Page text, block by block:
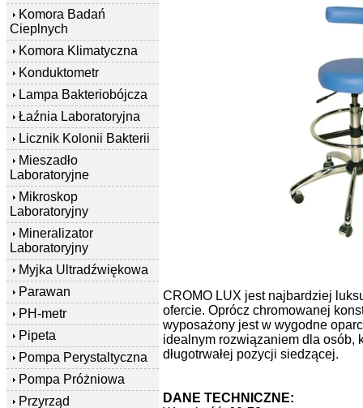
Komora Badań
Cieplnych
Komora Klimatyczna
Konduktometr
Lampa Bakteriobójcza
Łaźnia Laboratoryjna
Licznik Kolonii Bakterii
Mieszadło
Laboratoryjne
Mikroskop
Laboratoryjny
Mineralizator
Laboratoryjny
Myjka Ultradźwiękowa
Parawan
PH-metr
Pipeta
Pompa Perystaltyczna
Pompa Próżniowa
Przyrząd
CROMO LUX jest najbardziej
ofercie. Oprócz chromowanej
wyposażony jest w wygodne
idealnym rozwiązaniem dla osób,
długotrwałej pozycji siedzącej.
DANE TECHNICZNE: